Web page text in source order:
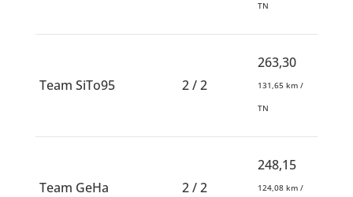
TN
Team SiTo95 2 / 2
263,30
131,65 km /
TN
Team GeHa 2 / 2
248,15
124,08 km /